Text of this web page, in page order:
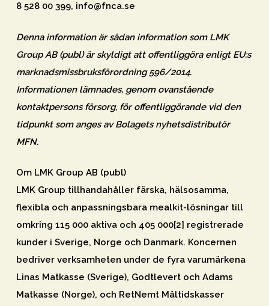
8 528 00 399, info@fnca.se
Denna information är sådan information som LMK
Group AB (publ) är skyldigt att offentliggöra enligt EU:s
marknadsmissbruksförordning 596/2014.
Informationen lämnades, genom ovanstående
kontaktpersons försorg, för offentliggörande vid den
tidpunkt som anges av Bolagets nyhetsdistributör
MFN.
Om LMK Group AB (publ)
LMK Group tillhandahåller färska, hälsosamma,
flexibla och anpassningsbara mealkit-lösningar till
omkring 115 000 aktiva och 405 000[2] registrerade
kunder i Sverige, Norge och Danmark. Koncernen
bedriver verksamheten under de fyra varumärkena
Linas Matkasse (Sverige), Godtlevert och Adams
Matkasse (Norge), och RetNemt Måltidskasser